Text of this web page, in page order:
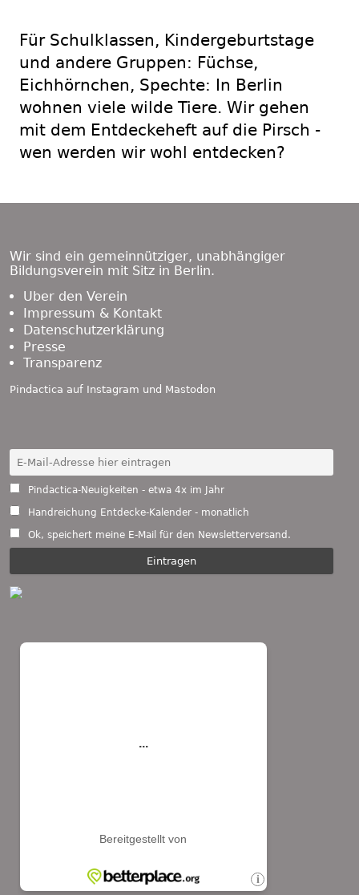
Für Schulklassen, Kindergeburtstage
und andere Gruppen: Füchse,
Eichhörnchen, Spechte: In Berlin
wohnen viele wilde Tiere. Wir gehen
mit dem Entdeckeheft auf die Pirsch -
wen werden wir wohl entdecken?
Wir sind ein gemeinnütziger, unabhängiger
Bildungsverein mit Sitz in Berlin.
Über den Verein
Impressum & Kontakt
Datenschutzerklärung
Presse
Transparenz
Pindactica auf Instagram und Mastodon
Pindactica-Neuigkeiten - etwa 4x im Jahr
Handreichung Entdecke-Kalender - monatlich
Ok, speichert meine E-Mail für den Newsletterversand.